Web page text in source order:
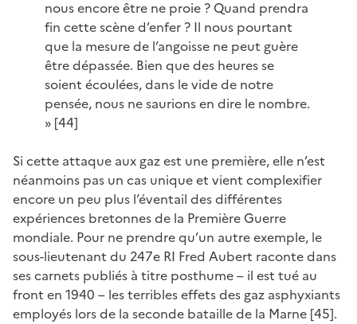
nous encore être ne proie ? Quand prendra
fin cette scène d’enfer ? Il nous pourtant
que la mesure de l’angoisse ne peut guère
être dépassée. Bien que des heures se
soient écoulées, dans le vide de notre
pensée, nous ne saurions en dire le nombre.
» [44]
Si cette attaque aux gaz est une première, elle n’est
néanmoins pas un cas unique et vient complexifier
encore un peu plus l’éventail des différentes
expériences bretonnes de la Première Guerre
mondiale. Pour ne prendre qu’un autre exemple, le
sous-lieutenant du 247e RI Fred Aubert raconte dans
ses carnets publiés à titre posthume – il est tué au
front en 1940 – les terribles effets des gaz asphyxiants
employés lors de la seconde bataille de la Marne [45].